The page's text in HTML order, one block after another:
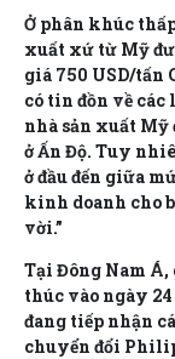
Ở phân khúc
xuất xứ từ Mỹ
giá 750 USD/tấn
có tin đồn về
nhà sản xuất Mỹ
ở Ấn Độ. Tuy
ở đầu đến giữa
kinh doanh cho
vời.”
Tại Đông Nam
thúc vào ngày
đang tiếp nhận
chuyển đổi